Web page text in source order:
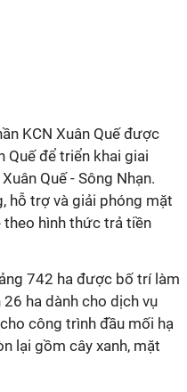
KCN Xuân Quế được
Quế để triển khai giai
Quế - Sông Nhạn.
hỗ trợ và giải phóng mặt
theo hình thức trả tiền
742 ha được bố trí làm
ha dành cho dịch vụ
công trình đầu mối hạ
lại gồm cây xanh, mặt